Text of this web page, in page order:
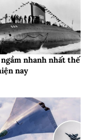
nhanh nhất thế
nay